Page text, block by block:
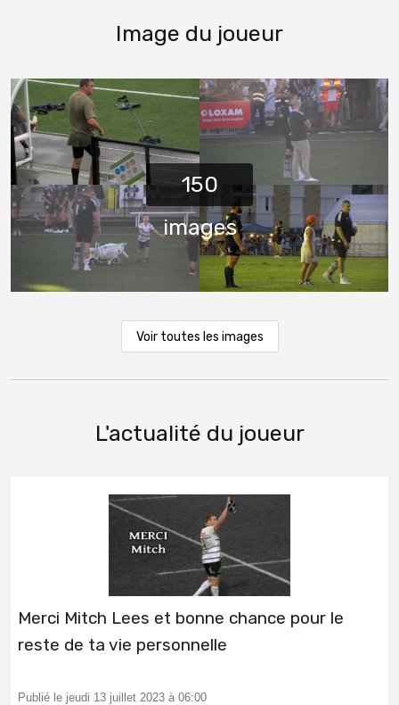
Image du joueur
Voir toutes les images
L'actualité du joueur
Merci Mitch Lees et bonne chance pour le
reste de ta vie personnelle
Publié le jeudi 13 juillet 2023 à 06:00